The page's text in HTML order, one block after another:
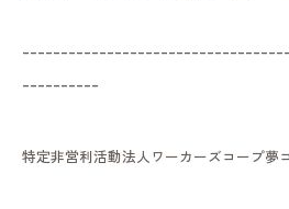
----------
特定非営利活動法人ワーカーズコープ夢